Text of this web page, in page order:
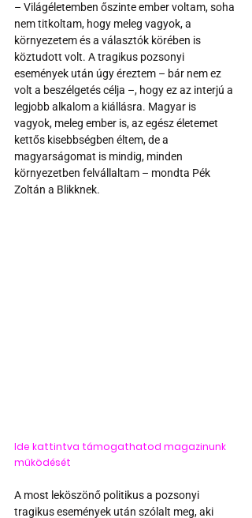
– Világéletemben őszinte ember voltam, soha
nem titkoltam, hogy meleg vagyok, a
környezetem és a választók körében is
köztudott volt. A tragikus pozsonyi
események után úgy éreztem – bár nem ez
volt a beszélgetés célja –, hogy ez az interjú a
legjobb alkalom a kiállásra. Magyar is
vagyok, meleg ember is, az egész életemet
kettős kisebbségben éltem, de a
magyarságomat is mindig, minden
környezetben felvállaltam – mondta Pék
Zoltán a Blikknek.
Ide kattintva támogathatod magazinunk
működését
A most leköszönő politikus a pozsonyi
tragikus események után szólalt meg, aki